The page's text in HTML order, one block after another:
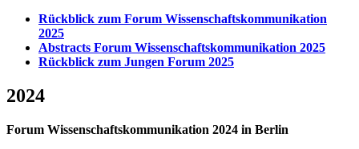
Rückblick zum Forum Wissenschaftskommunikation
2025
Abstracts Forum Wissenschaftskommunikation 2025
Rückblick zum Jungen Forum 2025
2024
Forum Wissenschaftskommunikation 2024 in Berlin